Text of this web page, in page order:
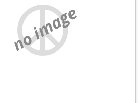
no image